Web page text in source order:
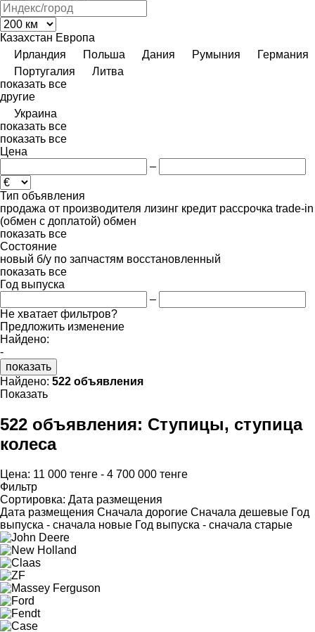
Казахстан Европа
Ирландия
Польша Дания Румыния
Германия
Португалия
Литва
показать все
другие
Украина
показать все
показать все
Цена
–
Тип объявления
продажа от производителя лизинг кредит рассрочка trade-in
(обмен с доплатой) обмен
показать все
Состояние
новый б/у по запчастям восстановленный
показать все
Год выпуска
–
Не хватает фильтров?
Предложить изменение
Найдено:
-
показать
Найдено: 522 объявления
Показать
522 объявления: Ступицы, ступица
колеса
Цена: 11 000 тенге - 4 700 000 тенге
Фильтр
Сортировка: Дата размещения
Дата размещения Сначала дорогие Сначала дешевые Год
выпуска - сначала новые Год выпуска - сначала старые